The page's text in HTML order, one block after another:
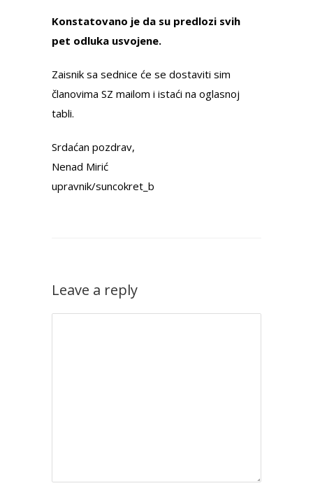
Konstatovano je da su predlozi svih
pet odluka usvojene.
Zaisnik sa sednice će se dostaviti sim
članovima SZ mailom i istaći na oglasnoj
tabli.
Srdaćan pozdrav,
Nenad Mirić
upravnik/suncokret_b
Leave a reply